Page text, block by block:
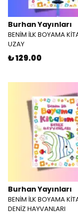
Burhan Yayınları
BENİM İLK BOYAMA
UZAY
₺ 129.00
Burhan Yayınları
BENİM İLK BOYAMA
DENİZ HAYVANLARI